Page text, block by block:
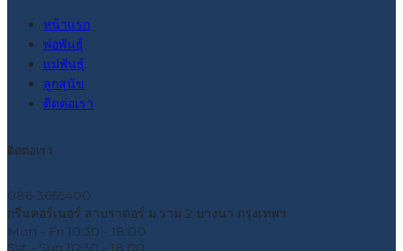
หน้าแรก
พ่อพันธุ์
แม่พันธุ์
ลูกสุนัข
ติดต่อเรา
ติดต่อเรา
086-3665400
กรีนคอร์เนอร์ ลาบราดอร์ ม.ราม 2 บางนา กรุงเทพฯ
Mon - Fri 10:30 - 18:00
Sat - Sun 10:30 - 18:00